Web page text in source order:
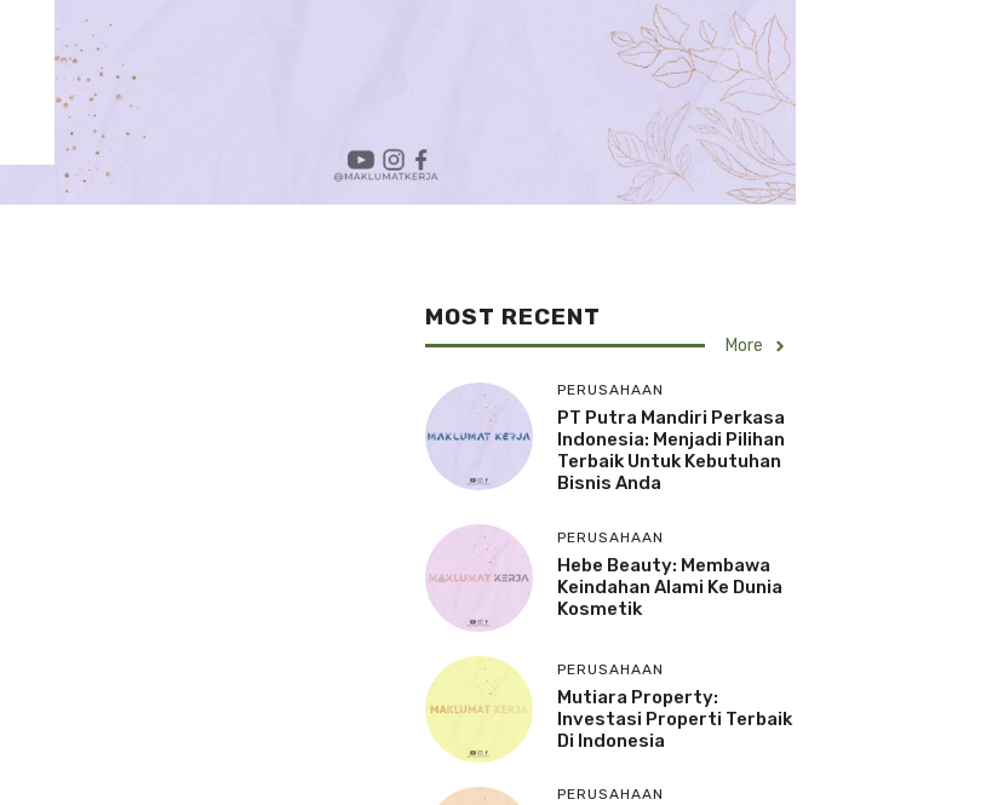
MOST RECENT
More
PERUSAHAAN
PT Putra Mandiri Perkasa
Indonesia: Menjadi Pilihan
Terbaik Untuk Kebutuhan
Bisnis Anda
PERUSAHAAN
Hebe Beauty: Membawa
Keindahan Alami Ke Dunia
Kosmetik
PERUSAHAAN
Mutiara Property:
Investasi Properti Terbaik
Di Indonesia
PERUSAHAAN